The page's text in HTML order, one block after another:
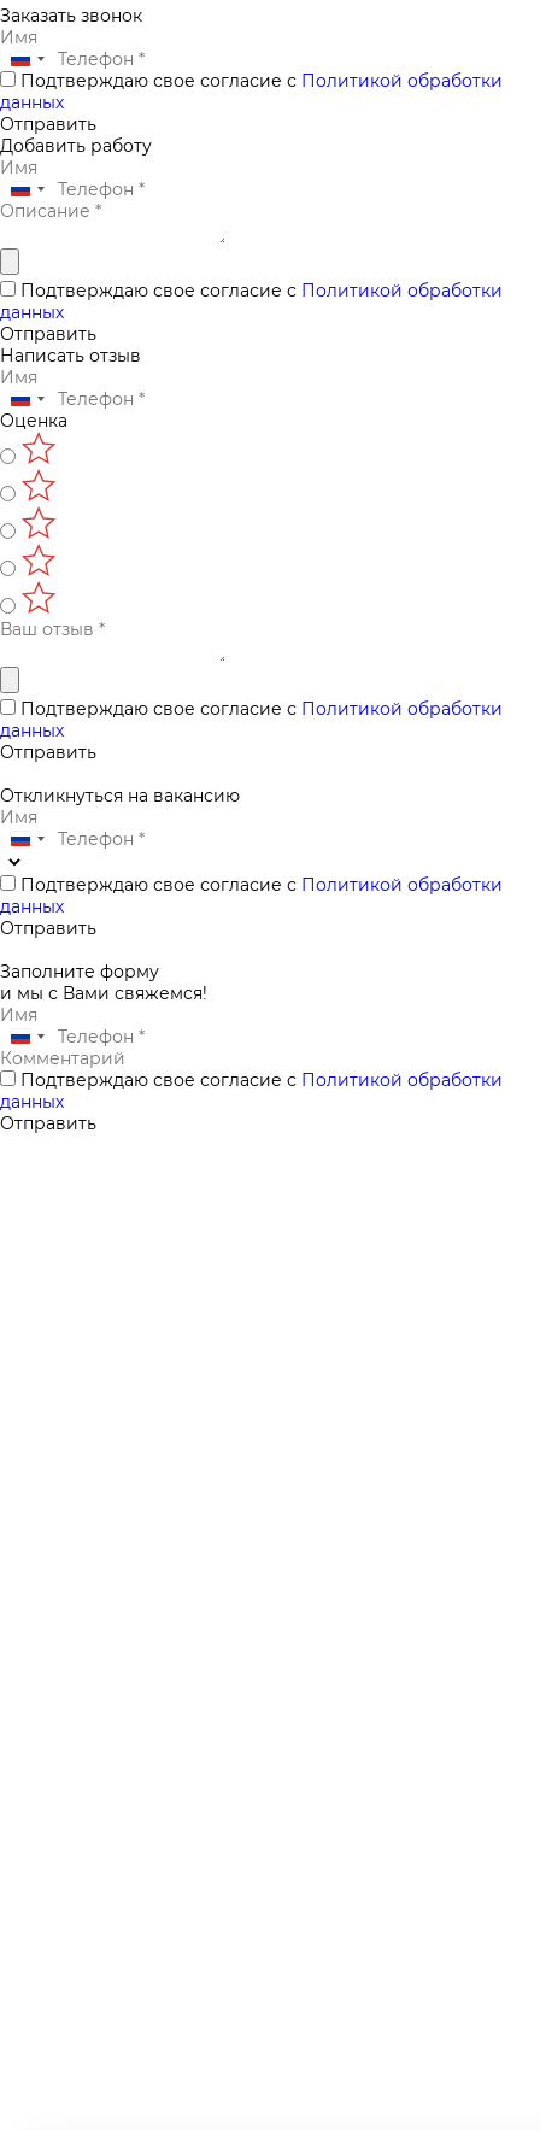
Заказать звонок
Подтверждаю свое согласие с Политикой обработки
данных
Отправить
Добавить работу
Подтверждаю свое согласие с Политикой обработки
данных
Отправить
Написать отзыв
Оценка
Подтверждаю свое согласие с Политикой обработки
данных
Отправить
Откликнуться на вакансию
Подтверждаю свое согласие с Политикой обработки
данных
Отправить
Заполните форму
и мы с Вами свяжемся!
Подтверждаю свое согласие с Политикой обработки
данных
Отправить